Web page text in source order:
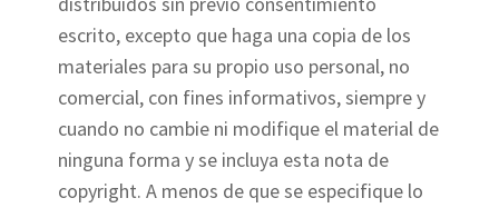
escrito, excepto que haga una copia de los
materiales para su propio uso personal, no
comercial, con fines informativos, siempre y
cuando no cambie ni modifique el material de
ninguna forma y se incluya esta nota de
copyright. A menos de que se especifique lo